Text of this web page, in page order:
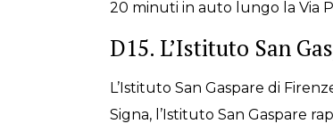
20 minuti in auto lungo la Via
D15. L’Istituto San
L’Istituto San Gaspare di
Signa, l’Istituto San Gaspare